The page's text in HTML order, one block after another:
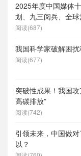
2025年度中国媒体
划、九三阅兵、全
度求索）、人形机器
阅读(687)
我国科学家破解困
阅读(677)
突破性成果！我国
高碳排放”
阅读(742)
引领未来，中国做
以？